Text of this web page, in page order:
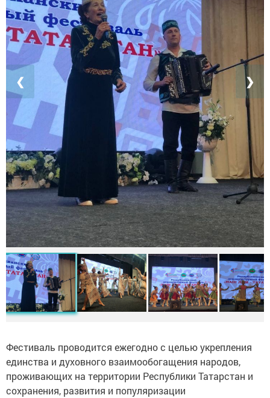
❮ ❯
Фестиваль проводится ежегодно с целью укрепления
единства и духовного взаимообогащения народов,
проживающих на территории Республики Татарстан и
сохранения, развития и популяризации